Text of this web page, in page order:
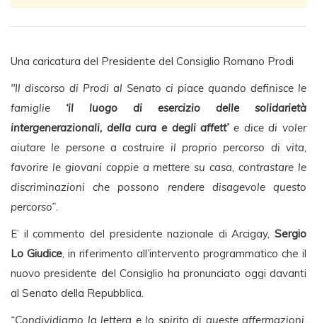
Una caricatura del Presidente del Consiglio Romano Prodi
"Il discorso di Prodi al Senato ci piace quando definisce le
famiglie ‘il luogo di esercizio delle solidarietà
intergenerazionali, della cura e degli affett’e dice di voler
aiutare le persone a costruire il proprio percorso di vita,
favorire le giovani coppie a mettere su casa, contrastare le
discriminazioni che possono rendere disagevole questo
percorso”.
E’ il commento del presidente nazionale di Arcigay, Sergio
Lo Giudice, in riferimento all’intervento programmatico che il
nuovo presidente del Consiglio ha pronunciato oggi davanti
al Senato della Repubblica.
“Condividiamo la lettera e lo spirito di queste affermazioni,